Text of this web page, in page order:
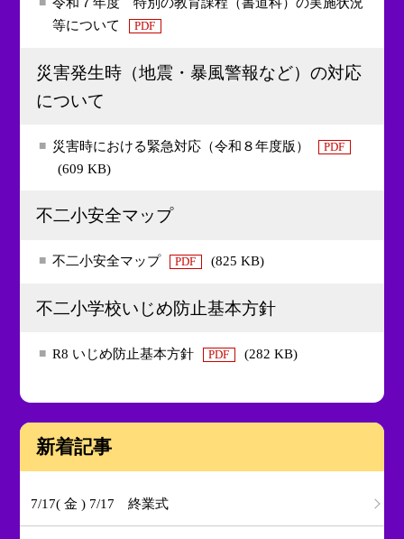
令和７年度 特別の教育課程（書道科）の実施状況
等について
PDF
災害発生時（地震・暴風警報など）の対応
について
災害時における緊急対応（令和８年度版） PDF
(609 KB)
不二小安全マップ
不二小安全マップ PDF (825 KB)
不二小学校いじめ防止基本方針
R8 いじめ防止基本方針 PDF (282 KB)
新着記事
7/17( 金 ) 7/17 終業式